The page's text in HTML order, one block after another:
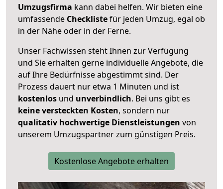
Umzugsfirma kann dabei helfen. Wir bieten eine
umfassende Checklistefür jeden Umzug, egal ob
in der Nähe oder in der Ferne.
Unser Fachwissen steht Ihnen zur Verfügung
und Sie erhalten gerne individuelle Angebote, die
auf Ihre Bedürfnisse abgestimmt sind. Der
Prozess dauert nur etwa 1 Minuten und ist
kostenlos und unverbindlich. Bei uns gibt es
keine versteckten Kosten, sondern nur
qualitativ hochwertige Dienstleistungen von
unserem Umzugspartner zum günstigen Preis.
Kostenlose Angebote erhalten